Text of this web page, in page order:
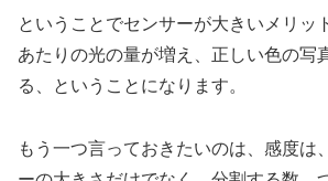
ということでセンサーが大きいメリッ
あたりの光の量が増え、正しい色の写
る、ということになります。
もう一つ言っておきたいのは、感度は